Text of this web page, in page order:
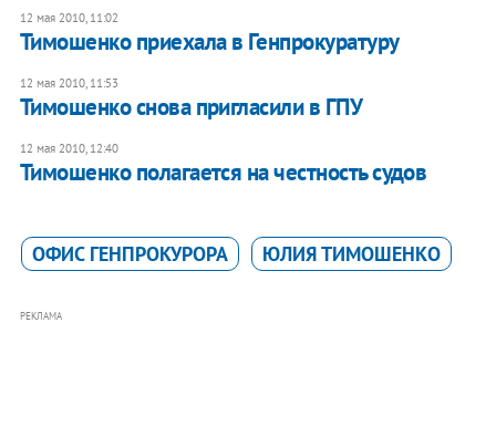
12 мая 2010, 11:02
Тимошенко приехала в Генпрокуратуру
12 мая 2010, 11:53
Тимошенко снова пригласили в ГПУ
12 мая 2010, 12:40
Тимошенко полагается на честность судов
ОФИС ГЕНПРОКУРОРА ЮЛИЯ ТИМОШЕНКО
РЕКЛАМА